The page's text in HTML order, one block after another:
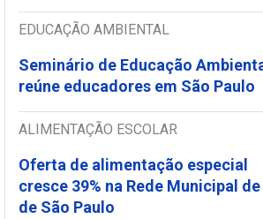
EDUCAÇÃO AMBIENTAL
Seminário de Educação
reúne educadores em São Paulo
ALIMENTAÇÃO ESCOLAR
Oferta de alimentação especial
cresce 39% na Rede Municipal
de São Paulo